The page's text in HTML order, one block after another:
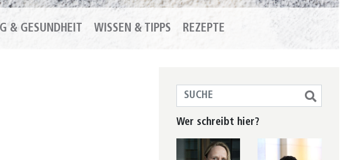
& GESUNDHEIT WISSEN & TIPPS REZEPTE
Wer schreibt hier?